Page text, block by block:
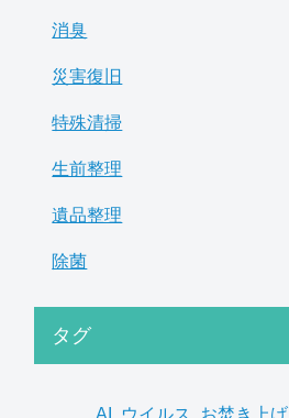
消臭
災害復旧
特殊清掃
生前整理
遺品整理
除菌
タグ
AI ウイルス お焚き上げ,